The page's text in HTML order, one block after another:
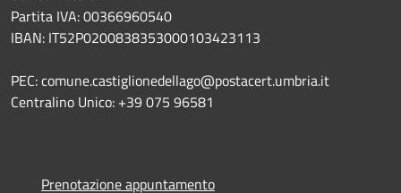
Partita IVA: 00366960540
IBAN: IT52P0200838353000103423113
PEC: comune.castiglionedellago@postacert.umbria.it
Centralino Unico: +39 075 96581
Prenotazione appuntamento